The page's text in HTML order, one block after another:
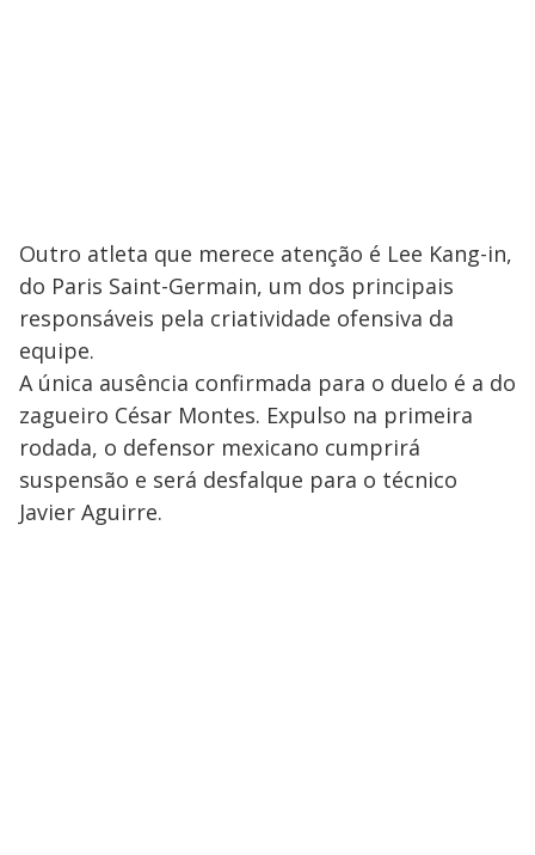
Outro atleta que merece atenção é Lee Kang-in,
do Paris Saint-Germain, um dos principais
responsáveis pela criatividade ofensiva da
equipe.
A única ausência confirmada para o duelo é a do
zagueiro César Montes. Expulso na primeira
rodada, o defensor mexicano cumprirá
suspensão e será desfalque para o técnico
Javier Aguirre.